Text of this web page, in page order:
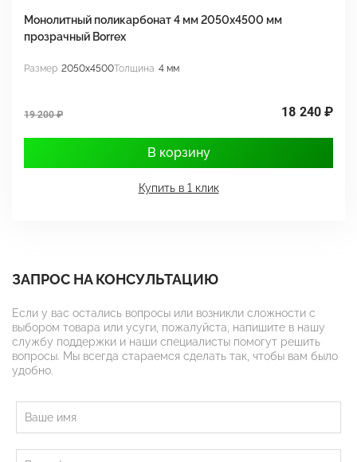
Монолитный поликарбонат 4 мм 2050х4500 мм
прозрачный Borrex
Размер 2050x4500Толщина 4 мм
19 200 ₽ 18 240 ₽
В корзину
Купить в 1 клик
ЗАПРОС НА КОНСУЛЬТАЦИЮ
Если у вас остались вопросы или возникли сложности с
выбором товара или усуги, пожалуйста, напишите в нашу
службу поддержки и наши специалисты помогут решить
вопросы. Мы всегда стараемся сделать так, чтобы вам было
удобно.